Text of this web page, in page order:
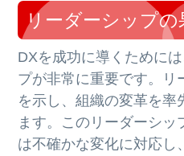
リーダーシップ
DXを成功に導くために
プが非常に重要です。リ
を示し、組織の変革を率
ます。このリーダーシ
は不確かな変化に対応し